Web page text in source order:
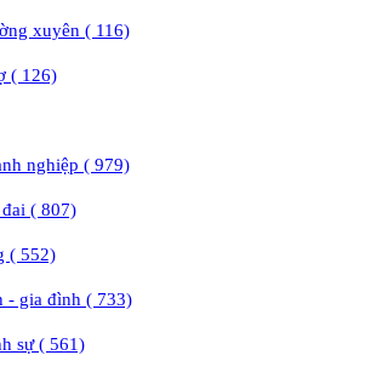
xuyên ( 116)
( 126)
nghiệp ( 979)
( 807)
( 552)
- gia đình ( 733)
sự ( 561)